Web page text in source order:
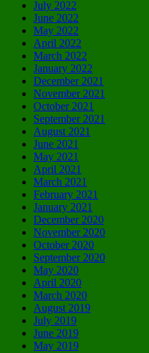
July 2022
June 2022
May 2022
April 2022
March 2022
January 2022
December 2021
November 2021
October 2021
September 2021
August 2021
June 2021
May 2021
April 2021
March 2021
February 2021
January 2021
December 2020
November 2020
October 2020
September 2020
May 2020
April 2020
March 2020
August 2019
July 2019
June 2019
May 2019